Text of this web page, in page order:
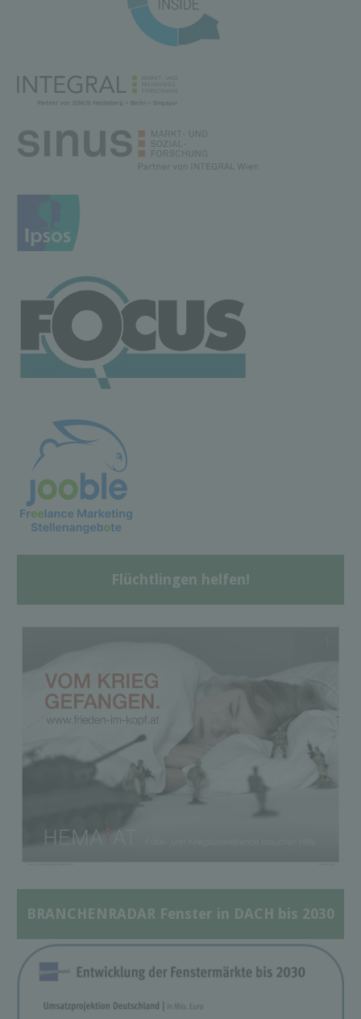
Flüchtlingen helfen!
BRANCHENRADAR Fenster in DACH bis 2030